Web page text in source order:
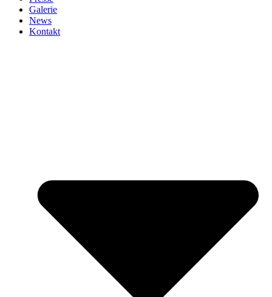
Galerie
News
Kontakt